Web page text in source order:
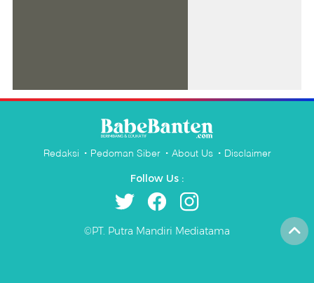
Redaksi Pedoman Siber About Us Disclaimer
Follow Us :
©PT. Putra Mandiri Mediatama